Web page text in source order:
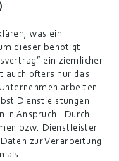
was ein
dieser benötigt
ein ziemlicher
auch öfters nur das
arbeiten
Dienstleistungen
Anspruch.  Durch
bzw. Dienstleister
zur Verarbeitung
als